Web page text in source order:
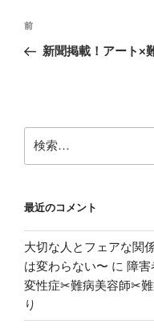
投
ナ
ー
シ
前
の
前
新聞掲載！アート×
索:
最近のコメント
大切な人とフェアな関
は変わらない〜 に 障害
変性症✂︎難病美容師✂︎
り